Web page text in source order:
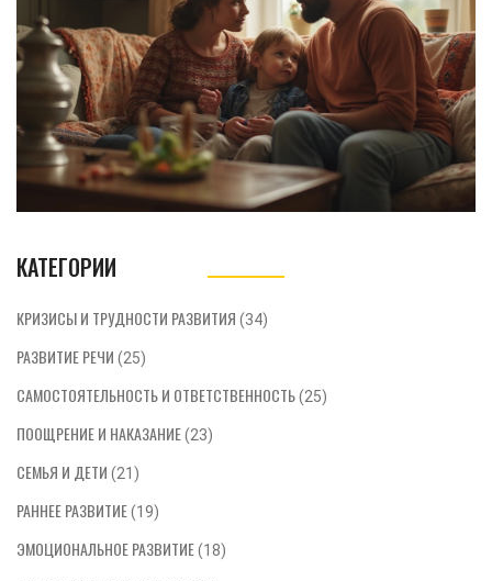
возрастных этапов и укреплению
родительско-детских отношений.
КАТЕГОРИИ
КРИЗИСЫ И ТРУДНОСТИ РАЗВИТИЯ (34)
РАЗВИТИЕ РЕЧИ (25)
САМОСТОЯТЕЛЬНОСТЬ И ОТВЕТСТВЕННОСТЬ(25)
ПООЩРЕНИЕ И НАКАЗАНИЕ(23)
СЕМЬЯ И ДЕТИ (21)
РАННЕЕ РАЗВИТИЕ(19)
ЭМОЦИОНАЛЬНОЕ РАЗВИТИЕ(18)